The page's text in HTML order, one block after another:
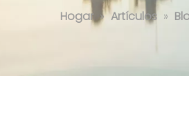
Hogar » Artículos »